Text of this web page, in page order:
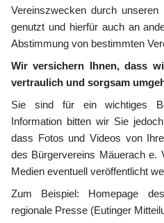
Vereinszwecken durch
genutzt und hierfür auch an
Abstimmung von bestimmten
Wir versichern Ihnen, dass
vertraulich und sorgsam
Sie sind für ein wichtiges
Information bitten wir Sie
dass Fotos und Videos von
des Bürgervereins Mäuerach e.
Medien eventuell veröffentlicht
Zum Beispiel: Homepage
regionale Presse (Eutinger